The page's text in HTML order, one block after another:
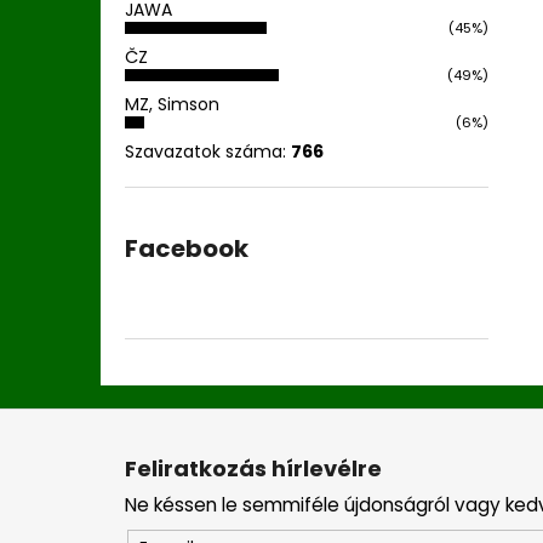
JAWA
(45%)
ČZ
(49%)
MZ, Simson
(6%)
Szavazatok száma: 766
Facebook
L
Feliratkozás hírlevélre
Ne késsen le semmiféle újdonságról vagy